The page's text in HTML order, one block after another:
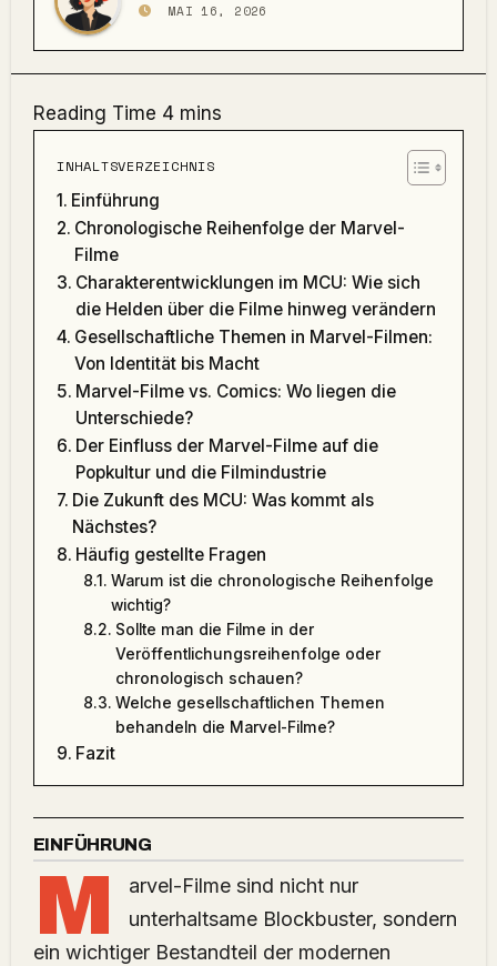
MAI 16, 2026
INHALTSVERZEICHNIS
Einführung
Chronologische Reihenfolge der Marvel-
Filme
Charakterentwicklungen im MCU: Wie sich
die Helden über die Filme hinweg verändern
Gesellschaftliche Themen in Marvel-Filmen:
Von Identität bis Macht
Marvel-Filme vs. Comics: Wo liegen die
Unterschiede?
Der Einfluss der Marvel-Filme auf die
Popkultur und die Filmindustrie
Die Zukunft des MCU: Was kommt als
Nächstes?
Häufig gestellte Fragen
Warum ist die chronologische Reihenfolge
wichtig?
Sollte man die Filme in der
Veröffentlichungsreihenfolge oder
chronologisch schauen?
Welche gesellschaftlichen Themen
behandeln die Marvel-Filme?
Fazit
EINFÜHRUNG
M
arvel-Filme sind nicht nur
unterhaltsame Blockbuster, sondern
ein wichtiger Bestandteil der modernen